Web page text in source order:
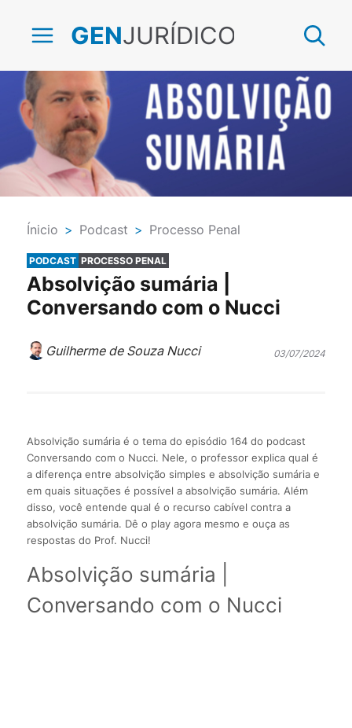
GENJURÍDICO
Ínicio > Podcast > Processo Penal
PODCAST PROCESSO PENAL
Absolvição sumária |
Conversando com o Nucci
Guilherme de Souza Nucci 03/07/2024
Absolvição sumária é o tema do episódio 164 do podcast
Conversando com o Nucci. Nele, o professor explica qual é
a diferença entre absolvição simples e absolvição sumária e
em quais situações é possível a absolvição sumária. Além
disso, você entende qual é o recurso cabível contra a
absolvição sumária. Dê o play agora mesmo e ouça as
respostas do Prof. Nucci!
Absolvição sumária |
Conversando com o Nucci